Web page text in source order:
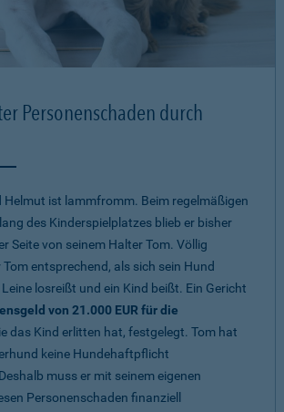
Personenschaden durch
Helmut ist lammfromm. Beim regelmäßigen
des Kinderspielplatzes blieb er bisher
Seite von seinem Halter Tom. Völlig
entsprechend, als sich sein Hund
losreißt und ein Kind beißt. Ein Gericht
von 21.000 EUR für die
das Kind erlitten hat, festgelegt. Tom hat
keine Hundehaftpflicht
muss er mit seinem eigenen
Personenschaden finanziell